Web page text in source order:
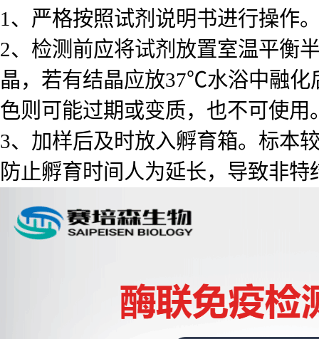
1、严格按照试剂说明书进行操作
2、检测前应将试剂放置室温平衡
晶，若有结晶应放37℃水浴中融化
色则可能过期或变质，也不可使用
3、加样后及时放入孵育箱。标本
防止孵育时间人为延长，导致非